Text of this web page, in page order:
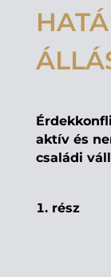
aktív és
családi
rész